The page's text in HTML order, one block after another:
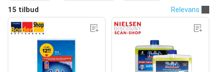
15 tilbud
Relevans